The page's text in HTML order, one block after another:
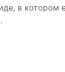
в котором